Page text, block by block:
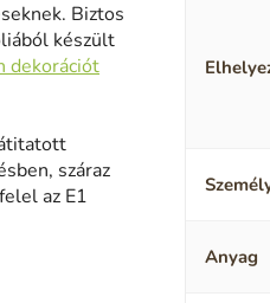
Biztos
készült
dekorációt
száraz
az E1
Anyag